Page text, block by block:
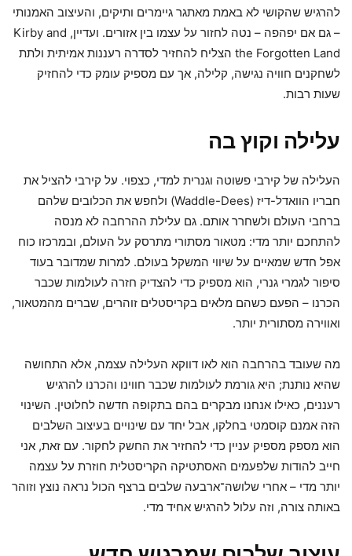
להרגיש שהקושי לא באמת מאתגר גיימרים ותיקים, והעיצוב האמנותי
– גם אם יפהפה – נטה לחזור על עצמו בין אזורים. ועדיין, Kirby and
the Forgotten Land הצליח להחזיר לסדרה רעננות אמיתית ולתת
לשחקנים חוויה נגישה, קלילה, אך עם מספיק עומק כדי להחזיק
שעות רבות.
עלילה וקוץ בה
העלילה של קירבי פשוטה וגנרית למדי, כצפוי. על קירבי להציל את
חבריו הוואדל-דיז (Waddle-Dees) ולחפש את הכלובים שלהם
ברחבי העולם ולשחרר אותם. גם עלילת ההרחבה לא מנסה
להתחכם יותר מדי: מטאור מסתורי מתרסק על העולם, ובמרכזו כוח
אפל חדש שמאיים על שיווי המשקל בעולם. למרות שמדובר בעוד
סיפור לגמרי גנרי, הוא מספיק כדי להצדיק חזרה לעולמות שכבר
הכרנו – הפעם כשהם מלאים בקריסטלים זוהרים, שברים מהמטאור,
ואווירה מסתורית יותר.
מה שעובד בהרחבה הוא לאו דווקא העלילה עצמה, אלא התחושה
שהיא נותנת; היא גורמת לעולמות שכבר חווינו והכרנו להרגיש
רעננים, כאילו אנחנו מבקרים בהם בתקופה חדשה לחלוטין. השינוי
הזה אמנם קוסמטי בחלקו, אבל יחד עם שינויים בעיצוב השלבים
הוא מספק מספיק עניין כדי להחזיר את החשק לחקור. עם זאת, אני
חייב להודות שלפעמים האסתטיקה הקריסטלית חוזרת על עצמה
יותר מדי – אחרי שלושה־ארבעה שלבים ברצף הכול נראה נוצץ וזוהר
באותה צורה, וזה עלול להרגיש אחיד מדי.